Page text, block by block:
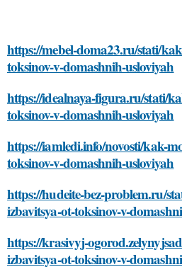
https://mebel-doma23.ru/stati/
toksinov-v-domashnih-usloviyah
https://idealnaya-figura.ru/stati/
toksinov-v-domashnih-usloviyah
https://iamledi.info/novosti/kak-
toksinov-v-domashnih-usloviyah
https://hudeite-bez-problem.ru/
izbavitsya-ot-toksinov-v-
https://krasivyj-
izbavitsya-ot-toksinov-v-